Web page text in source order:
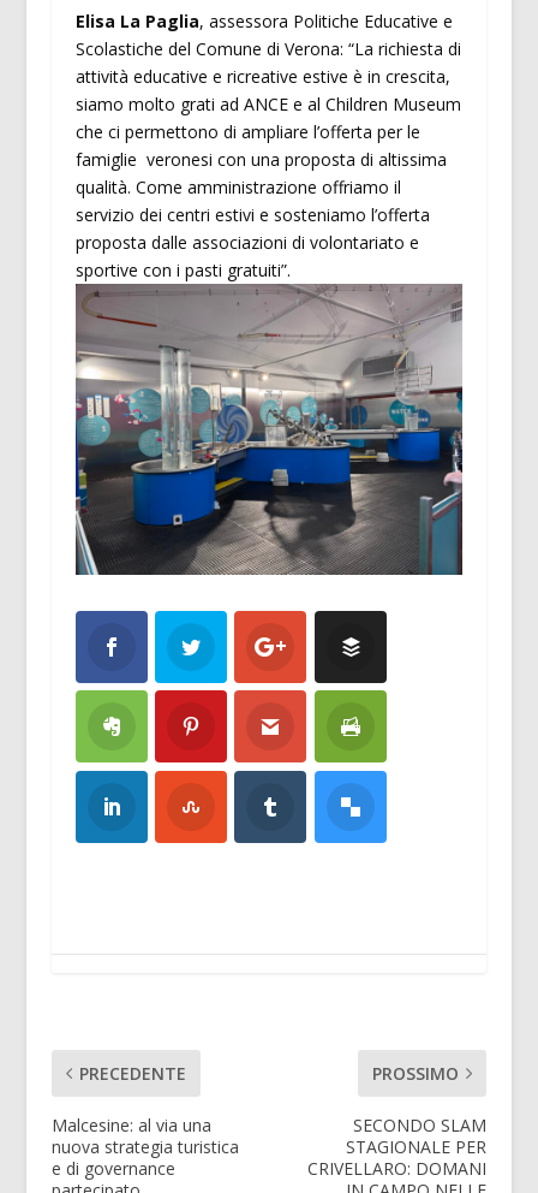
Elisa La Paglia, assessora Politiche Educative e
Scolastiche del Comune di Verona: “La richiesta di
attività educative e ricreative estive è in crescita,
siamo molto grati ad ANCE e al Children Museum
che ci permettono di ampliare l’offerta per le
famiglie veronesi con una proposta di altissima
qualità. Come amministrazione offriamo il
servizio dei centri estivi e sosteniamo l’offerta
proposta dalle associazioni di volontariato e
sportive con i pasti gratuiti”.
PRECEDENTE
Malcesine: al via una
nuova strategia turistica
e di governance
PROSSIMO
SECONDO SLAM
STAGIONALE PER
CRIVELLARO: DOMANI